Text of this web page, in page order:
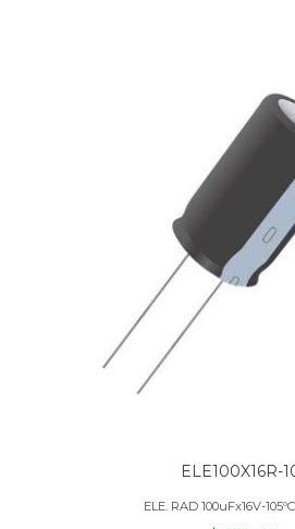
ELE100X16R-
ELE. RAD 100uFx16V-